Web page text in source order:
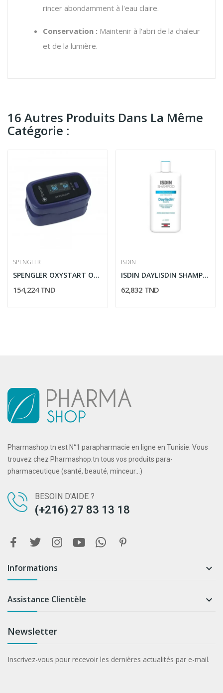
rincer abondamment à l'eau claire.
Conservation : Maintenir à l'abri de la chaleur
et de la lumière.
16 Autres Produits Dans La Même
Catégorie :
SPENGLER
SPENGLER OXYSTART OXYMETRE DE POULS
154,224 TND
ISDIN
ISDIN DAYLISDIN SHAMPOOING ULTRA DOUX USAGE...
62,832 TND
Pharmashop.tn est N°1 parapharmacie en ligne en Tunisie. Vous
trouvez chez Pharmashop.tn tous vos produits para-
pharmaceutique (santé, beauté, minceur...)
BESOIN D'AIDE ?
(+216) 27 83 13 18
Informations 
Assistance Clientèle 
Newsletter
Inscrivez-vous pour recevoir les dernières actualités par e-mail.